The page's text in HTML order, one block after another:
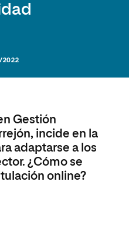
2022
Gestión
incide en la
adaptarse a los
¿Cómo se
online?